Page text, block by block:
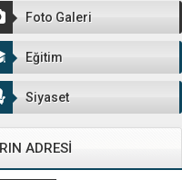
Foto Galeri
Eğitim
Siyaset
ADRESİ